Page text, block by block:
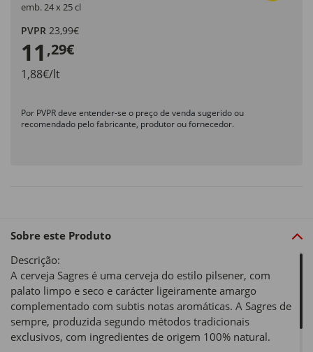
emb. 24 x 25 cl
PVPR 23,99€
11 ,29€
1,88€/lt
Por PVPR deve entender-se o preço de venda sugerido ou
recomendado pelo fabricante, produtor ou fornecedor.
Sobre este Produto
Descrição:
A cerveja Sagres é uma cerveja do estilo pilsener, com
palato limpo e seco e carácter ligeiramente amargo
complementado com subtis notas aromáticas. A Sagres de
sempre, produzida segundo métodos tradicionais
exclusivos, com ingredientes de origem 100% natural.